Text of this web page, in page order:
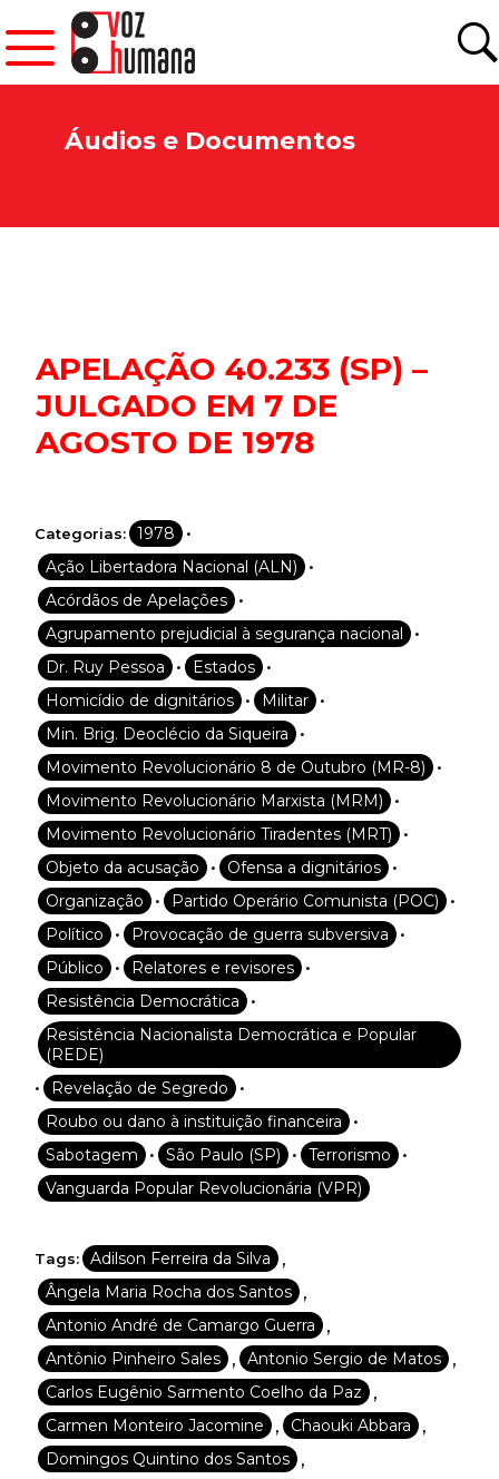
Áudios e Documentos
APELAÇÃO 40.233 (SP) –
JULGADO EM 7 DE
AGOSTO DE 1978
Categorias: 1978 •
Ação Libertadora Nacional (ALN) •
Acórdãos de Apelações •
Agrupamento prejudicial à segurança nacional •
Dr. Ruy Pessoa • Estados •
Homicídio de dignitários • Militar •
Min. Brig. Deoclécio da Siqueira •
Movimento Revolucionário 8 de Outubro (MR-8) •
Movimento Revolucionário Marxista (MRM) •
Movimento Revolucionário Tiradentes (MRT) •
Objeto da acusação • Ofensa a dignitários •
Organização • Partido Operário Comunista (POC) •
Político • Provocação de guerra subversiva •
Público • Relatores e revisores •
Resistência Democrática •
Resistência Nacionalista Democrática e Popular
(REDE)
• Revelação de Segredo •
Roubo ou dano à instituição financeira •
Sabotagem • São Paulo (SP) • Terrorismo •
Vanguarda Popular Revolucionária (VPR)
Tags: Adilson Ferreira da Silva ,
Ângela Maria Rocha dos Santos ,
Antonio André de Camargo Guerra ,
Antônio Pinheiro Sales , Antonio Sergio de Matos ,
Carlos Eugênio Sarmento Coelho da Paz ,
Carmen Monteiro Jacomine , Chaouki Abbara ,
Domingos Quintino dos Santos ,
Desenvolvido por SendPulse